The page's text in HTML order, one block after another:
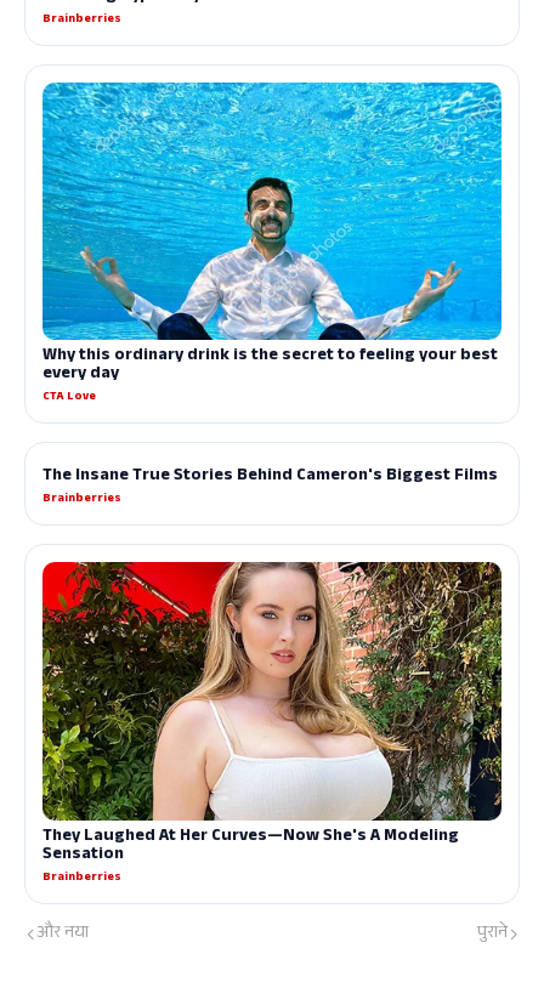
और नया पुराने